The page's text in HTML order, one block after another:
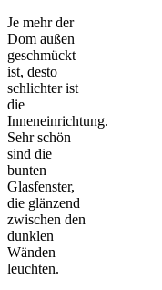
Je mehr der
Dom außen
geschmückt
ist, desto
schlichter ist
die
Inneneinrichtung.
Sehr schön
sind die
bunten
Glasfenster,
die glänzend
zwischen den
dunklen
Wänden
leuchten.